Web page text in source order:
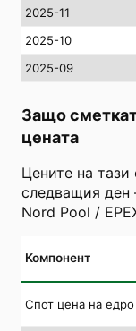
2025-11
2025-10
2025-09
Защо
цената
Цените на тази
следващия ден
Nord Pool /
Компонент
Спот цена на едро